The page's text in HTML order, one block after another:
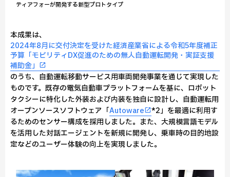
ティアフォーが開発する新型プロトタイプ
本成果は、
2024年8月に交付決定を受けた経済産業省による令和5年度補正
予算「モビリティDX促進のための無人自動運転開発・実証支援
補助金」
のうち、自動運転移動サービス用車両開発事業を通じて実現した
ものです。既存の電気自動車プラットフォームを基に、ロボット
タクシーに特化した外装および内装を独自に設計し、自動運転用
オープンソースソフトウェア「Autoware
*2」を最適に利用す
るためのセンサー構成を採用しました。また、大規模言語モデル
を活用した対話エージェントを新規に開発し、乗車時の目的地設
定などのユーザー体験の向上を実現しました。